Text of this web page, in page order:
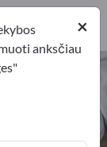
Gamintojai
×
anksčiau